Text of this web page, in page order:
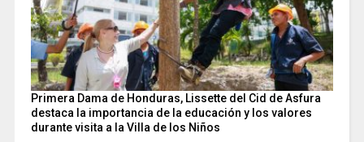
Primera Dama de Honduras, Lissette del Cid de Asfura
destaca la importancia de la educación y los valores
durante visita a la Villa de los Niños